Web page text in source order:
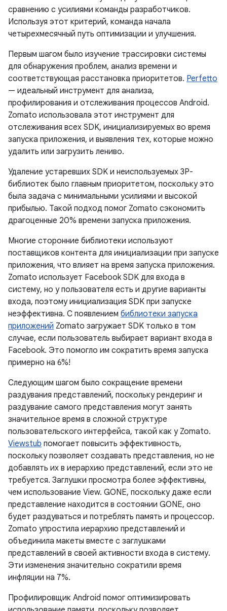
сравнению с усилиями команды разработчиков.
Используя этот критерий, команда начала
четырехмесячный путь оптимизации и улучшения.
Первым шагом было изучение трассировки системы
для обнаружения проблем, анализ времени и
соответствующая расстановка приоритетов. Perfetto
— идеальный инструмент для анализа,
профилирования и отслеживания процессов Android.
Zomato использовала этот инструмент для
отслеживания всех SDK, инициализируемых во время
запуска приложения, и выявления тех, которые можно
удалить или загрузить лениво.
Удаление устаревших SDK и неиспользуемых 3P-
библиотек было главным приоритетом, поскольку это
была задача с минимальными усилиями и высокой
прибылью. Такой подход помог Zomato сэкономить
драгоценные 20% времени запуска приложения.
Многие сторонние библиотеки используют
поставщиков контента для инициализации при запуске
приложения, что влияет на время запуска приложения.
Zomato использует Facebook SDK для входа в
систему, но у пользователя есть и другие варианты
входа, поэтому инициализация SDK при запуске
неэффективна. С появлением библиотеки запуска
приложений Zomato загружает SDK только в том
случае, если пользователь выбирает вариант входа в
Facebook. Это помогло им сократить время запуска
примерно на 6%!
Следующим шагом было сокращение времени
раздувания представлений, поскольку рендеринг и
раздувание самого представления могут занять
значительное время в сложной структуре
пользовательского интерфейса, такой как у Zomato.
Viewstub помогает повысить эффективность,
поскольку позволяет создавать представления, но не
добавлять их в иерархию представлений, если это не
требуется. Заглушки просмотра более эффективны,
чем использование View. GONE, поскольку даже если
представление находится в состоянии GONE, оно
будет раздуваться и потреблять память и процессор.
Zomato упростила иерархию представлений и
объединила макеты вместе с заглушками
представлений в своей активности входа в систему.
Эти изменения значительно сократили время
инфляции на 7%.
Профилировщик Android помог оптимизировать